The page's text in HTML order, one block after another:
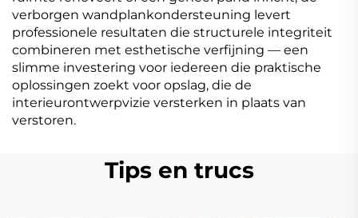
verborgen wandplankondersteuning levert
professionele resultaten die structurele integriteit
combineren met esthetische verfijning — een
slimme investering voor iedereen die praktische
oplossingen zoekt voor opslag, die de
interieurontwerpvizie versterken in plaats van
verstoren.
Tips en trucs